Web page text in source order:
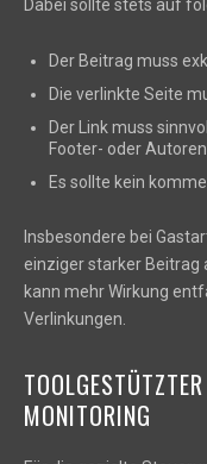
Dabei sollte stets auf
Der Beitrag muss
Die verlinkte Seite
Der Link muss
Footer- oder
Es sollte kein
Insbesondere bei
einziger starker Beitrag
kann mehr Wirkung
Verlinkungen.
MONITORING